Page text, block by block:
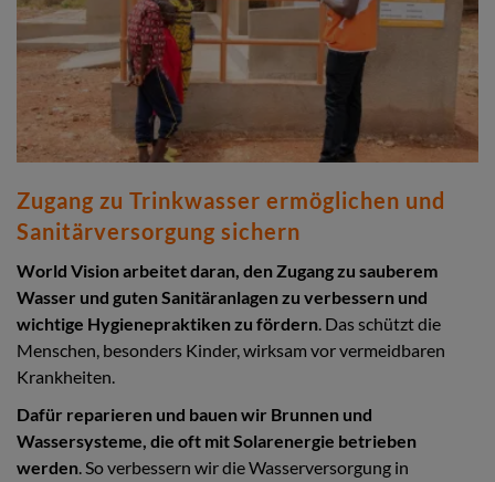
Zugang zu Trinkwasser ermöglichen und
Sanitärversorgung sichern
World Vision arbeitet daran, den Zugang zu sauberem
Wasser und guten Sanitäranlagen zu verbessern und
wichtige Hygienepraktiken zu fördern. Das schützt die
Menschen, besonders Kinder, wirksam vor vermeidbaren
Krankheiten.
Dafür reparieren und bauen wir Brunnen und
Wassersysteme, die oft mit Solarenergie betrieben
werden. So verbessern wir die Wasserversorgung in